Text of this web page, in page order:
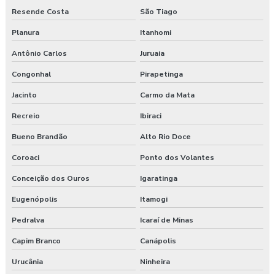
Resende Costa São Tiago
Planura Itanhomi
Antônio Carlos Juruaia
Congonhal Pirapetinga
Jacinto Carmo da Mata
Recreio Ibiraci
Bueno Brandão Alto Rio Doce
Coroaci Ponto dos Volantes
Conceição dos Ouros Igaratinga
Eugenópolis Itamogi
Pedralva Icaraí de Minas
Capim Branco Canápolis
Urucânia Ninheira